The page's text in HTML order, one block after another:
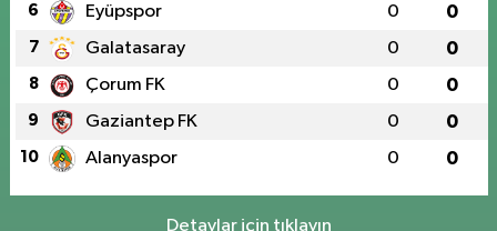
6 Eyüpspor 0 0
7 Galatasaray 0 0
8 Çorum FK 0 0
9 Gaziantep FK 0 0
10 Alanyaspor 0 0
Detaylar için tıklayın